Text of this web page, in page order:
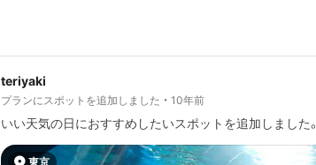
teriyaki
プランにスポットを追加しました 10年前
いい天気の日におすすめしたいスポットを追加しました。
東京